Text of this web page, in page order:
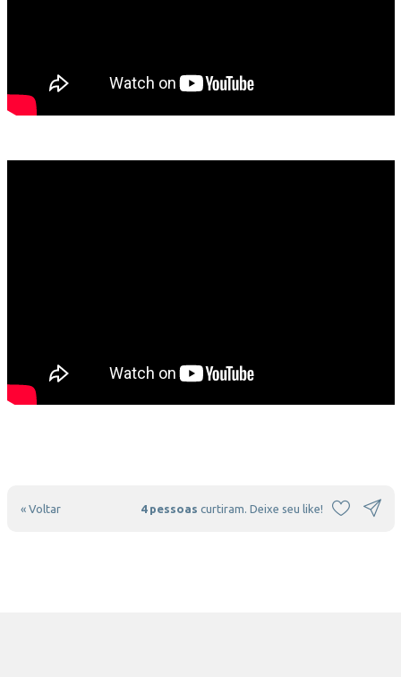
« Voltar 4 pessoas curtiram. Deixe seu like!